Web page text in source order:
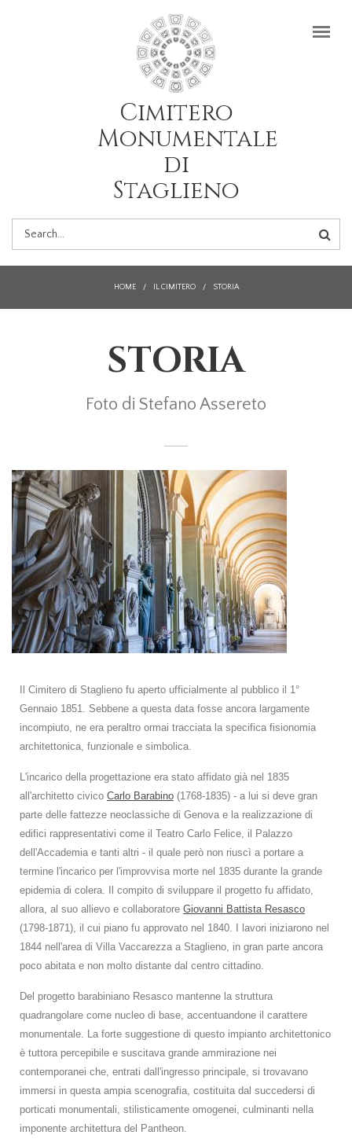
Cimitero
Monumentale
di
Staglieno
FORM
HOME / IL CIMITERO / STORIA
STORIA
Foto di Stefano Assereto
Il Cimitero di Staglieno fu aperto ufficialmente al pubblico il 1°
Gennaio 1851. Sebbene a questa data fosse ancora largamente
incompiuto, ne era peraltro ormai tracciata la specifica fisionomia
architettonica, funzionale e simbolica.
L'incarico della progettazione era stato affidato già nel 1835
all'architetto civico Carlo Barabino (1768-1835) - a lui si deve gran
parte delle fattezze neoclassiche di Genova e la realizzazione di
edifici rappresentativi come il Teatro Carlo Felice, il Palazzo
dell'Accademia e tanti altri - il quale però non riuscì a portare a
termine l'incarico per l'improvvisa morte nel 1835 durante la grande
epidemia di colera. Il compito di sviluppare il progetto fu affidato,
allora, al suo allievo e collaboratore Giovanni Battista Resasco
(1798-1871), il cui piano fu approvato nel 1840. I lavori iniziarono nel
1844 nell'area di Villa Vaccarezza a Staglieno, in gran parte ancora
poco abitata e non molto distante dal centro cittadino.
Del progetto barabiniano Resasco mantenne la struttura
quadrangolare come nucleo di base, accentuandone il carattere
monumentale. La forte suggestione di questo impianto architettonico
è tuttora percepibile e suscitava grande ammirazione nei
contemporanei che, entrati dall'ingresso principale, si trovavano
immersi in questa ampia scenografia, costituita dal succedersi di
porticati monumentali, stilisticamente omogenei, culminanti nella
imponente architettura del Pantheon.